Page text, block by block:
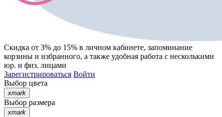
Скидка от 3% до 15% в личном кабинете, запоминание
корзины и избранного, а также удобная работа с несколькими
юр. и физ. лицами
Зарегистрироваться Войти
Выбор цвета
xmark
Выбор размера
xmark